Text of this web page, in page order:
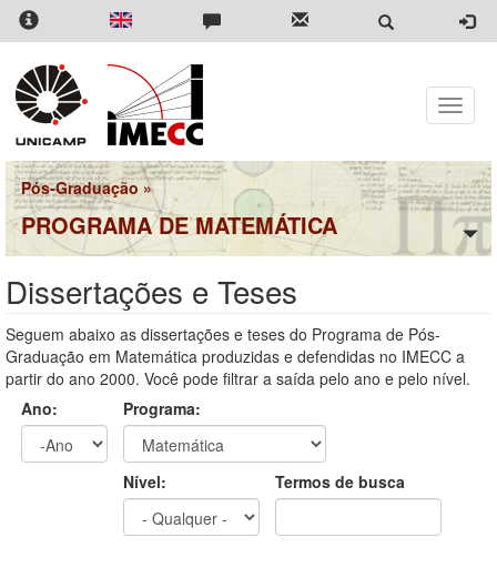
Pular
para
conteúdo
principal
Toggle
Pós-Graduação »
PROGRAMA DE MATEMÁTICA
Dissertações e Teses
Seguem abaixo as dissertações e teses do Programa de Pós-
Graduação em Matemática produzidas e defendidas no IMECC a
partir do ano 2000. Você pode filtrar a saída pelo ano e pelo nível.
Ano:
Programa:
Nível: Termos de busca